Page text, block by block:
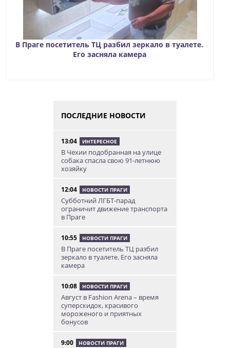
В Праге посетитель ТЦ разбил зеркало в туалете.
Его засняла камера
ПОСЛЕДНИЕ НОВОСТИ
13:04 ИНТЕРЕСНОЕ
В Чехии подобранная на улице
собака спасла свою 91-летнюю
хозяйку
12:04 НОВОСТИ ПРАГИ
Субботний ЛГБТ-парад
ограничит движение транспорта
в Праге
10:55 НОВОСТИ ПРАГИ
В Праге посетитель ТЦ разбил
зеркало в туалете. Его засняла
камера
10:08 НОВОСТИ ПРАГИ
Август в Fashion Arena – время
суперскидок, красивого
мороженого и приятных
бонусов
9:00 НОВОСТИ ПРАГИ